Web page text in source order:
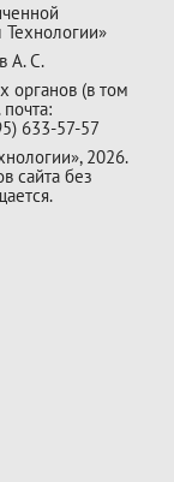
А. С.
органов (в том
633-57-57
2026.
сайта без